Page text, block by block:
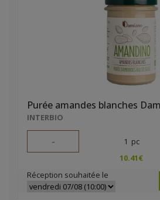
Purée amandes blanches
INTERBIO
- 1 pc
10.41€
Réception souhaitée le